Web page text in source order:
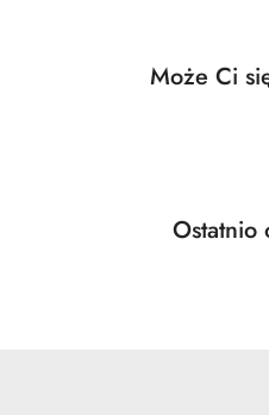
Pomiń karuzelęProdukty
Może Ci
Pomiń karuzelęProdukty
Ostatnio